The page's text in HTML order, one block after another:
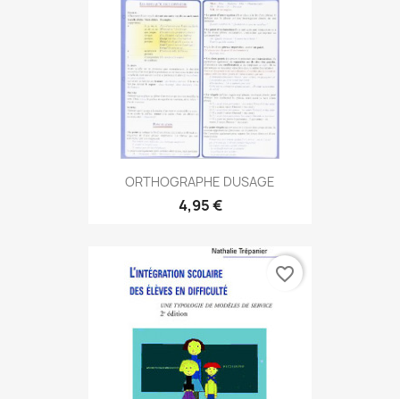
ORTHOGRAPHE DUSAGE
4,95 €
favorite_border